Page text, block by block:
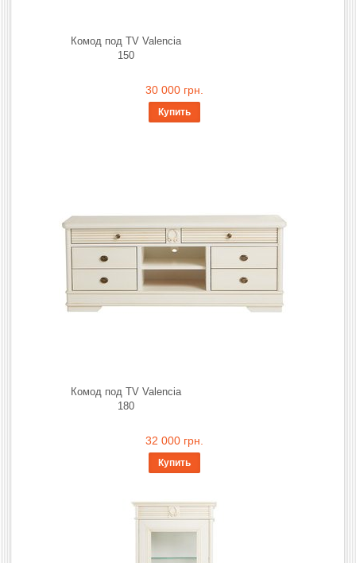
Комод под TV Valencia
150
30 000 грн.
Купить
Комод под TV Valencia
180
32 000 грн.
Купить